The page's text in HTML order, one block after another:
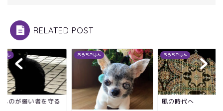
RELATED POST
話し
ものが弱い者を守る
おうちごはん おうちごはん
風の時代へ